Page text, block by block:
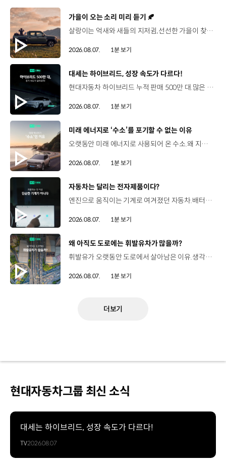
[동영상]
가을이 오는 소리 미리 듣기 🍂
살랑이는 억새와 새들의 지저귐,선선한 가을이 찾아오는 소리. 더 기아 타스만과 함께 계절을 만나보세요. 🎧 *본 영상은 AI를 활용해 제작했습니다. #기아 #더기아타스만 #타스만 #가을 #입추 #Tasman #ASMR
2026.08.07. 1분 보기
[동영상]
대세는 하이브리드, 성장 속도가 다르다!
현대자동차 하이브리드 누적 판매 500만 대.많은 운전자들이 선택한 이유는 무엇일까요? 현대진행형 팟캐스트 EP.21에서 확인하세요.📻 #현대자동차그룹 #현대진행형 #모빌리티팟캐스트 #하이브리드 #연료 #미래모빌리티 #모빌리티
2026.08.07. 1분 보기
[동영상]
미래 에너지로 ‘수소’를 포기할 수 없는 이유
오랫동안 미래 에너지로 사용되어 온 수소.왜 지금까지도 중요한 선택지로 꼽힐까요? 현대진행형 팟캐스트 EP.21에서 확인하세요.📻 #현대자동차그룹 #현대진행형 #모빌리티팟캐스트 #수소전기차 #수소에너지 #연료 #미래모빌리티 #모빌리티
2026.08.07. 1분 보기
[동영상]
자동차는 달리는 전자제품이다?
엔진으로 움직이는 기계로 여겨졌던 자동차.배터리와 소프트웨어를 통해 어떻게 바뀌고 있을까요? 현대진행형 팟캐스트 EP.21에서 확인하세요.📻 #현대자동차그룹 #현대진행형 #모빌리티팟캐스트 #SDV #전기차 #연료 #미래모빌리티 #모빌리티
2026.08.07. 1분 보기
[동영상]
왜 아직도 도로에는 휘발유차가 많을까?
휘발유가 오랫동안 도로에서 살아남은 이유.생각보다 강력한 장점이 있었습니다. 현대진행형 팟캐스트 EP.21에서 확인하세요.📻 #현대자동차그룹 #현대진행형 #모빌리티팟캐스트 #휘발유 #내연기관 #연료 #미래모빌리티 #모빌리티
2026.08.07. 1분 보기
더보기
현대자동차그룹 최신 소식
대세는 하이브리드, 성장 속도가 다르다!
TV2026.08.07